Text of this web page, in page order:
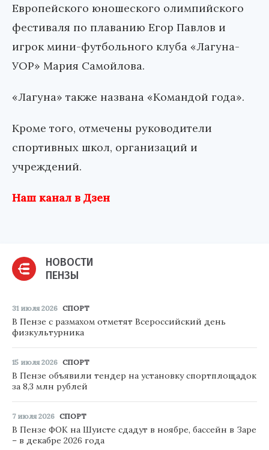
Европейского юношеского олимпийского
фестиваля по плаванию Егор Павлов и
игрок мини-футбольного клуба «Лагуна-
УОР» Мария Самойлова.
«Лагуна» также названа «Командой года».
Кроме того, отмечены руководители
спортивных школ, организаций и
учреждений.
Наш канал в Дзен
НОВОСТИ
ПЕНЗЫ
31 июля 2026 СПОРТ
В Пензе с размахом отметят Всероссийский день
физкультурника
15 июля 2026 СПОРТ
В Пензе объявили тендер на установку спортплощадок
за 8,3 млн рублей
7 июля 2026 СПОРТ
В Пензе ФОК на Шуисте сдадут в ноябре, бассейн в Заре
– в декабре 2026 года